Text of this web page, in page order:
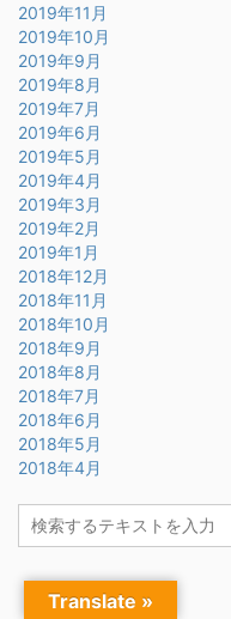
2019年11月
2019年10月
2019年9月
2019年8月
2019年7月
2019年6月
2019年5月
2019年4月
2019年3月
2019年2月
2019年1月
2018年12月
2018年11月
2018年10月
2018年9月
2018年8月
2018年7月
2018年6月
2018年5月
2018年4月
ライター募集
Translate »